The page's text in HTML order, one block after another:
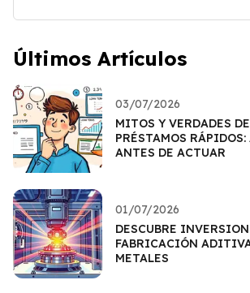
Últimos Artículos
03/07/2026
MITOS Y VERDADES
PRÉSTAMOS
ANTES DE ACTUAR
01/07/2026
DESCUBRE
FABRICACIÓN
METALES